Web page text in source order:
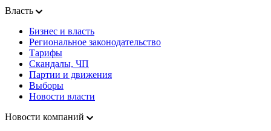
Власть
Бизнес и власть
Региональное законодательство
Тарифы
Скандалы, ЧП
Партии и движения
Выборы
Новости власти
Новости компаний